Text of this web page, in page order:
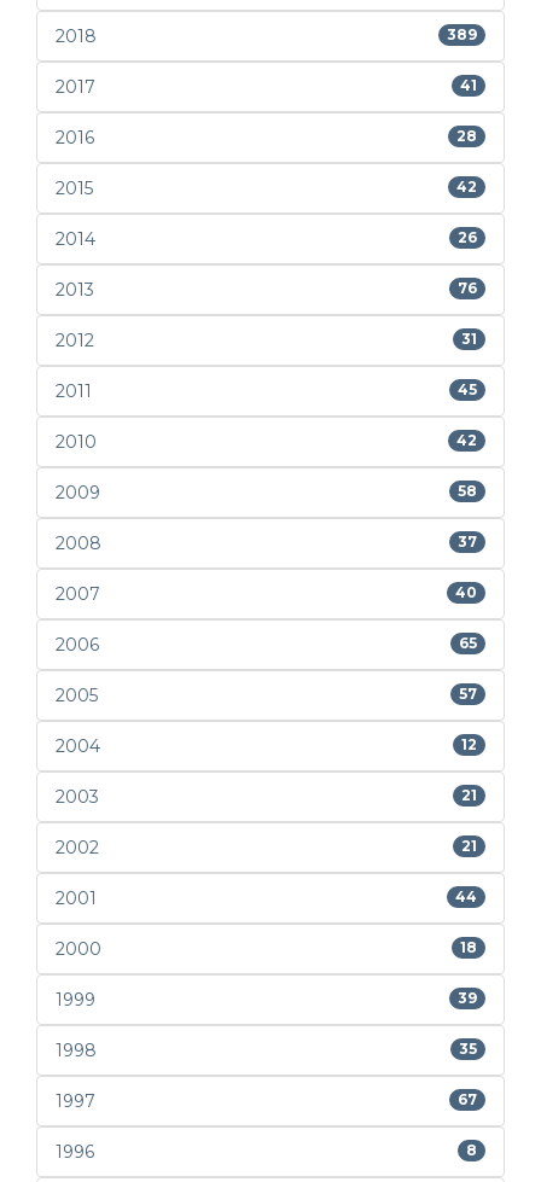
2018 389
2017 41
2016 28
2015 42
2014 26
2013 76
2012 31
2011 45
2010 42
2009 58
2008 37
2007 40
2006 65
2005 57
2004 12
2003 21
2002 21
2001 44
2000 18
1999 39
1998 35
1997 67
1996 8